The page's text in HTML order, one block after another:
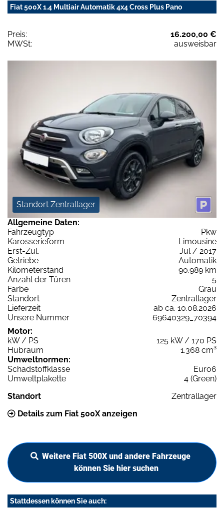
Fiat 500X 1.4 Multiair Automatik 4x4 Cross Plus Pano
Preis:
16.200,00 €
MWSt:
ausweisbar
Standort Zentrallager
Allgemeine Daten:
Fahrzeugtyp
Pkw
Karosserieform
Limousine
Erst-Zul.
Jul / 2017
Getriebe
Automatik
Kilometerstand
90.989 km
Anzahl der Türen
5
Farbe
Grau
Standort
Zentrallager
Lieferzeit
ab ca. 10.08.2026
Unsere Nummer
69640329_70394
Motor:
kW / PS
125 kW / 170 PS
Hubraum
1.368 cm³
Umweltnormen:
Schadstoffklasse
Euro6
Umweltplakette
4 (Green)
Standort
Zentrallager
Details zum Fiat 500X anzeigen
Weitere Fiat 500X und andere Fahrzeuge
können Sie hier suchen
Stattdessen können Sie auch: